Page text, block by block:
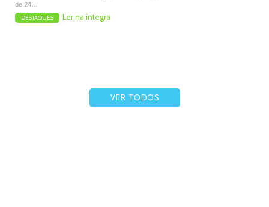
de 24...
DESTAQUES Ler na íntegra
VER TODOS